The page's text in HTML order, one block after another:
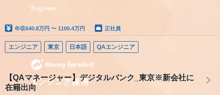
年収640.8万円 〜 1100.4万円 正社員
エンジニア 東京 日本語 QAエンジニア
【QAマネージャー】デジタルバンク_東京※新会社に
在籍出向